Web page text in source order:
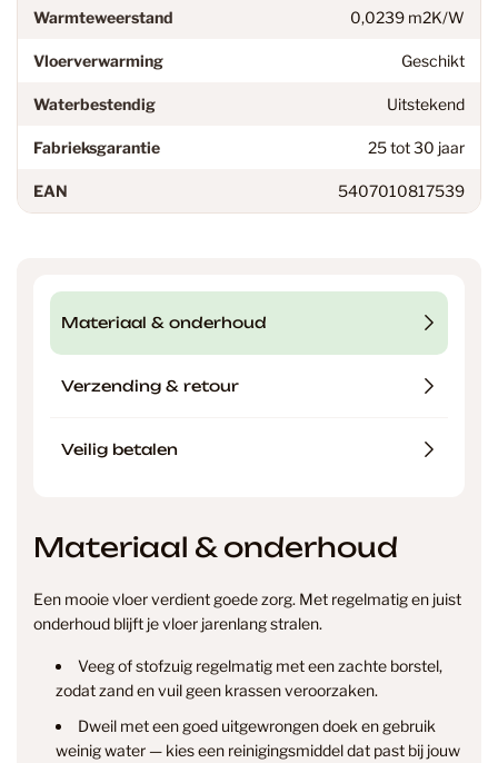
Warmteweerstand 0,0239 m2K/W
Vloerverwarming Geschikt
Waterbestendig Uitstekend
Fabrieksgarantie 25 tot 30 jaar
EAN 5407010817539
Materiaal & onderhoud
Verzending & retour
Veilig betalen
Materiaal & onderhoud
Een mooie vloer verdient goede zorg. Met regelmatig en juist
onderhoud blijft je vloer jarenlang stralen.
Veeg of stofzuig regelmatig met een zachte borstel,
zodat zand en vuil geen krassen veroorzaken.
Dweil met een goed uitgewrongen doek en gebruik
weinig water — kies een reinigingsmiddel dat past bij jouw